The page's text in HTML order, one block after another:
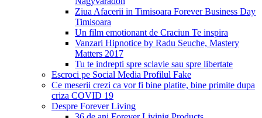
Ziua Afacerii in Timisoara Forever Business Day
Timisoara
Un film emotionant de Craciun Te inspira
Vanzari Hipnotice by Radu Seuche, Mastery
Matters 2017
Tu te indrepti spre sclavie sau spre libertate
Escroci pe Social Media Profilul Fake
Ce meserii crezi ca vor fi bine platite, bine primite dupa
criza COVID 19
Despre Forever Living